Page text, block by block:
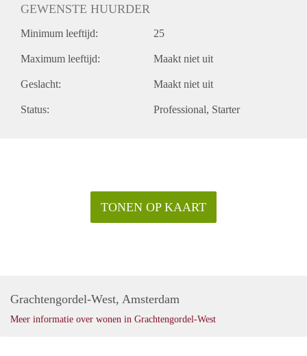
GEWENSTE HUURDER
Minimum leeftijd: 25
Maximum leeftijd: Maakt niet uit
Geslacht: Maakt niet uit
Status: Professional Starter
TONEN OP KAART
Grachtengordel-West, Amsterdam
Meer informatie over wonen in Grachtengordel-West